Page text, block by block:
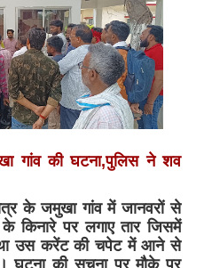
गांव की घटना,पुलिस ने शव
के जमुखा गांव में जानवरों से
पर लगाए तार जिसमें
था उस करेंट की चपेट में आने से